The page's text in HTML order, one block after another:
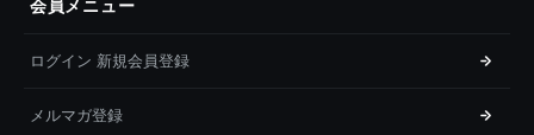
会員メニュー
ログイン 新規会員登録
メルマガ登録